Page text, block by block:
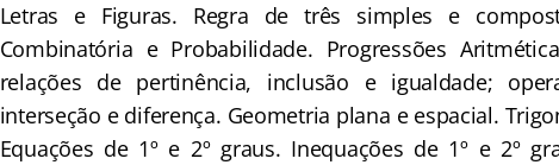
Letras e Figuras. Regra de três simples e
Combinatória e Probabilidade. Progressões
relações de pertinência, inclusão e igualdade;
interseção e diferença. Geometria plana e espacial.
Equações de 1º e 2º graus. Inequações de 1º e 2º